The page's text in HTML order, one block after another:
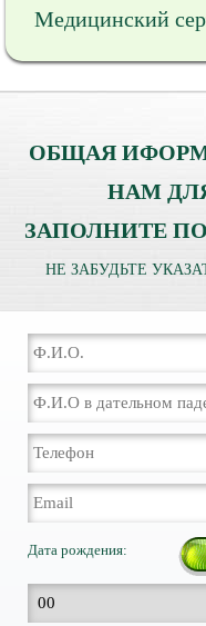
Медицинский
ОБЩАЯ
НАМ
ЗАПОЛНИТЕ
НЕ ЗАБУДЬТЕ
Дата рождения: